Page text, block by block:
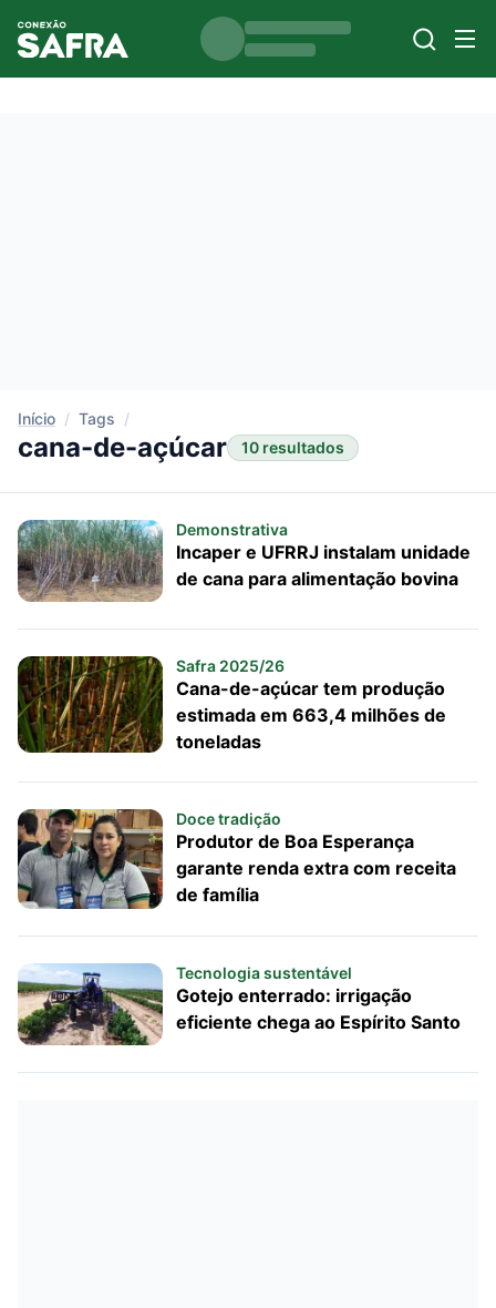
Início / Tags /
cana-de-açúcar 10 resultados
Demonstrativa
Incaper e UFRRJ instalam unidade
de cana para alimentação bovina
Safra 2025/26
Cana-de-açúcar tem produção
estimada em 663,4 milhões de
toneladas
Doce tradição
Produtor de Boa Esperança
garante renda extra com receita
de família
Tecnologia sustentável
Gotejo enterrado: irrigação
eficiente chega ao Espírito Santo